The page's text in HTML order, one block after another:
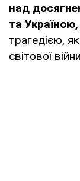
над
та Україною,
трагедією,
світової